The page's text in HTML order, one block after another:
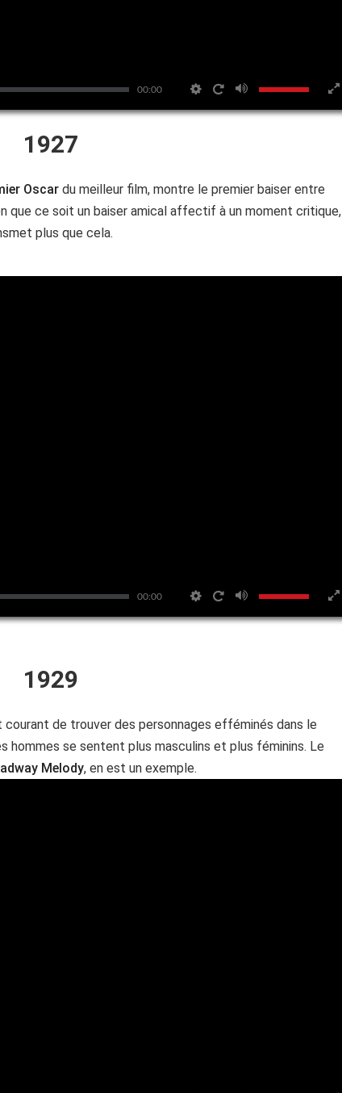
00:00
1927
Oscardu meilleur film, montre le premier baiser entre
que ce soit un baiser amical affectif à un moment critique,
plus que cela.
00:00
1929
de trouver des personnages efféminés dans le
hommes se sentent plus masculins et plus féminins. Le
Melody, en est un exemple.